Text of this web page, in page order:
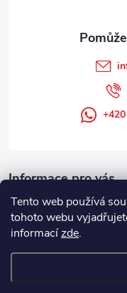
Tento web používá
tohoto webu
informacízde.
Informace pro vás
Copyright 2026